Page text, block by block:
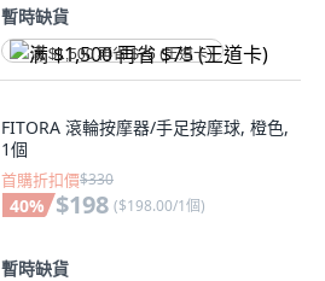
暫時缺貨
满 $1,500 再省 $75 (王道卡)
FITORA 滾輪按摩器/手足按摩球, 橙色,
1個
首購折扣價$330
40% $198 ($198.00/1個)
暫時缺貨